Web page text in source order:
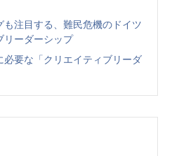
注目する、難民危機のドイツ
リーダーシップ
要な「クリエイティブリーダ